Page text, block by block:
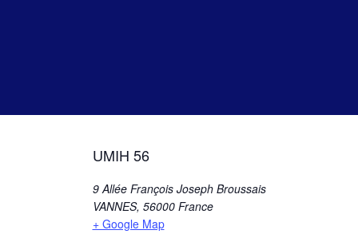
UMIH 56
9 Allée François Joseph Broussais
VANNES, 56000 France
+ Google Map